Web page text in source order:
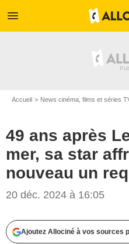
menu
Accueil News cinéma, films et séries
49 ans après
mer, sa star
nouveau un
20 déc. 2024 à 16:05
Ajoutez Allociné à vos sources